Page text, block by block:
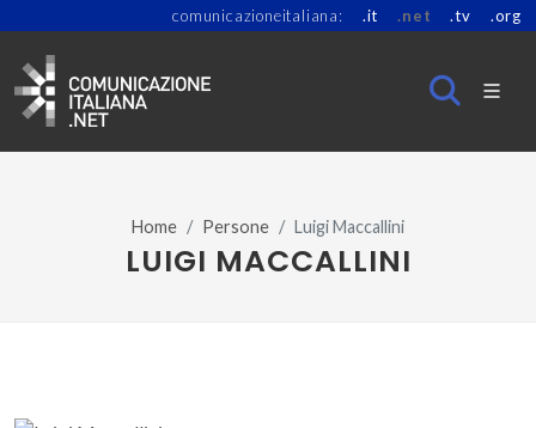
comunicazioneitaliana: .it .net .tv .org
Home Persone Luigi Maccallini
LUIGI MACCALLINI